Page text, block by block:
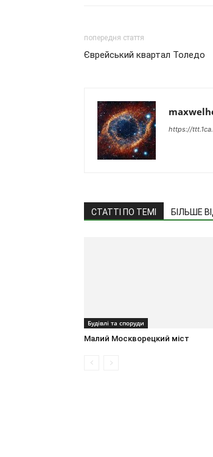
попередня стаття
Єврейський квартал Толедо
https://
СТАТТІ ПО ТЕМІ БІЛЬШЕ
Будівлі та споруди
Малий Москворецкий міст